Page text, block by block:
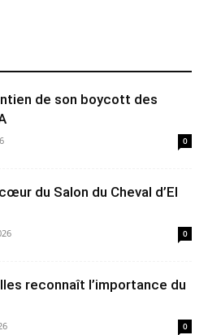
de son boycott des
0
du Salon du Cheval d’El
0
reconnaît l’importance du
0